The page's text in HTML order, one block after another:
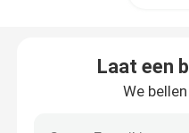
De Batterij van het
Laat een
We